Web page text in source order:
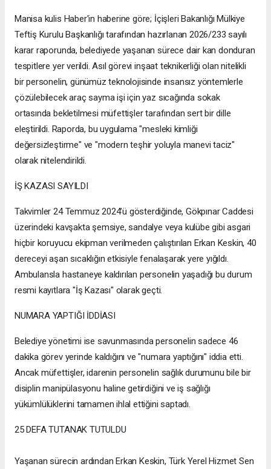
Manisa kulis Haber'in haberine göre; İçişleri Bakanlığı Mülkiye
Teftiş Kurulu Başkanlığı tarafından hazırlanan 2026/233 sayılı
karar raporunda, belediyede yaşanan sürece dair kan donduran
tespitlere yer verildi. Asıl görevi inşaat teknikerliği olan nitelikli
bir personelin, günümüz teknolojisinde insansız yöntemlerle
çözülebilecek araç sayma işi için yaz sıcağında sokak
ortasında bekletilmesi müfettişler tarafından sert bir dille
eleştirildi. Raporda, bu uygulama "mesleki kimliği
değersizleştirme" ve "modern teşhir yoluyla manevi taciz"
olarak nitelendirildi.
İŞ KAZASI SAYILDI
Takvimler 24 Temmuz 2024’ü gösterdiğinde, Gökpınar Caddesi
üzerindeki kavşakta şemsiye, sandalye veya kulübe gibi asgari
hiçbir koruyucu ekipman verilmeden çalıştırılan Erkan Keskin, 40
dereceyi aşan sıcaklığın etkisiyle fenalaşarak yere yığıldı.
Ambulansla hastaneye kaldırılan personelin yaşadığı bu durum
resmi kayıtlara "İş Kazası" olarak geçti.
NUMARA YAPTIĞI İDDİASI
Belediye yönetimi ise savunmasında personelin sadece 46
dakika görev yerinde kaldığını ve "numara yaptığını" iddia etti.
Ancak müfettişler, idarenin personelin sağlık durumunu bile bir
disiplin manipülasyonu haline getirdiğini ve iş sağlığı
yükümlülüklerini tamamen ihlal ettiğini saptadı.
25 DEFA TUTANAK TUTULDU
Yaşanan sürecin ardından Erkan Keskin, Türk Yerel Hizmet Sen